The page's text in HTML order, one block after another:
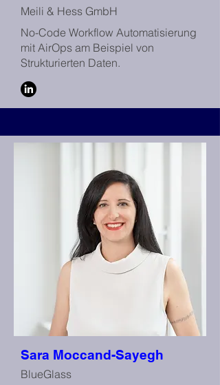
Meili & Hess GmbH
No-Code Workflow Automatisierung
mit AirOps am Beispiel von
Strukturierten Daten.
Sara Moccand-Sayegh
BlueGlass